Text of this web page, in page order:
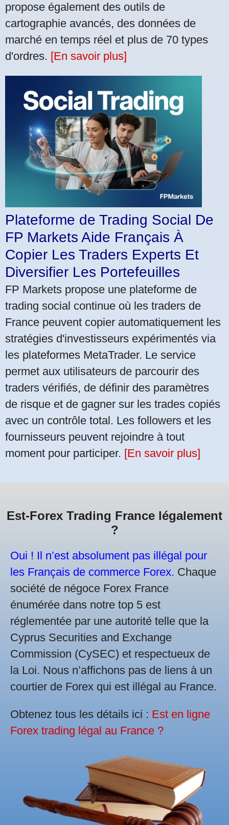
propose également des outils de
cartographie avancés, des données de
marché en temps réel et plus de 70 types
d'ordres. [En savoir plus]
Plateforme de Trading Social De
FP Markets Aide Français À
Copier Les Traders Experts Et
Diversifier Les Portefeuilles
FP Markets propose une plateforme de
trading social continue où les traders de
France peuvent copier automatiquement les
stratégies d'investisseurs expérimentés via
les plateformes MetaTrader. Le service
permet aux utilisateurs de parcourir des
traders vérifiés, de définir des paramètres
de risque et de gagner sur les trades copiés
avec un contrôle total. Les followers et les
fournisseurs peuvent rejoindre à tout
moment pour participer. [En savoir plus]
Est-Forex Trading France légalement
?
Oui ! Il n’est absolument pas illégal pour
les Français de commerce Forex. Chaque
société de négoce Forex France
énumérée dans notre top 5 est
réglementée par une autorité telle que la
Cyprus Securities and Exchange
Commission (CySEC) et respectueux de
la Loi. Nous n’affichons pas de liens à un
courtier de Forex qui est illégal au France.
Obtenez tous les détails ici : Est en ligne
Forex trading légal au France ?